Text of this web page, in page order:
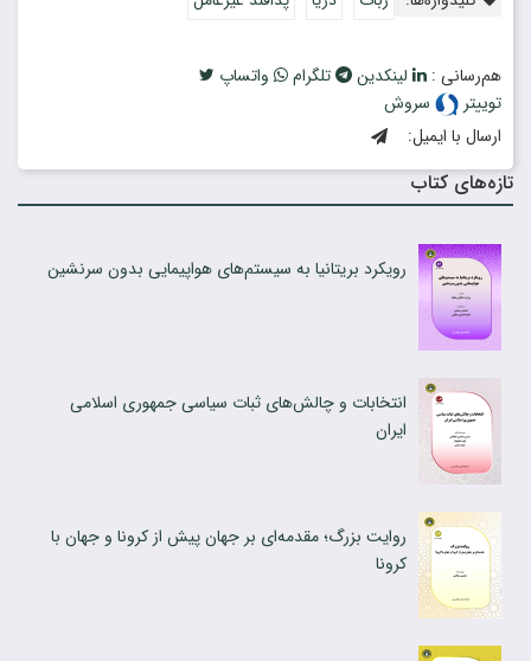
هم‌رسانی : لینکدین تلگرام
واتساپ
توییتر
سروش
ارسال با ایمیل:
تازه‌های کتاب
رویکرد بریتانیا به سیستم‌‍‌های هواپیمایی بدون سرنشین
انتخابات و چالش‌های ثبات سیاسی جمهوری اسلامی
ایران
روایت بزرگ؛ مقدمه‌ای بر جهان پیش از کرونا و جهان با
کرونا